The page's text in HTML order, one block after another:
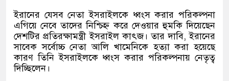
ইরানের যেসব নেতা ইসরাইলকে ধ্বংস করার পরিকল্পনা
এগিয়ে নেবে তাদের নিশ্চিহ্ন করে দেওয়ার হুমকি দিয়েছেন
দেশটির প্রতিরক্ষামন্ত্রী ইসরাইল কাৎজ। তার দাবি,ইরানের
সাবেক সর্বোচ্চ নেতা আলি খামেনিকে হত্যা করা হয়েছে
কারণ তিনি ইসরাইলকে ধ্বংস করার পরিকল্পনায় নেতৃত্ব
দিচ্ছিলেন।